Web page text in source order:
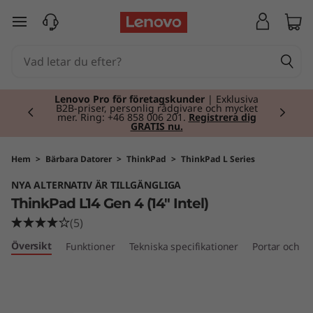
T
P
a
d
L
hoppa vidare till huvudinnehållet
Lenovo Pro för företagskunder | Exklusiva
B2B-priser, personlig rådgivare och mycket
mer. Ring: +46 858 006 201. Registrera dig
GRATIS nu.
Currently displaying item 2 of 2
Hem > Bärbara Datorer > ThinkPad > ThinkPad L Series
NYA ALTERNATIV ÄR TILLGÄNGLIGA
ThinkPad L14 Gen 4 (14" Intel)
(5)
Översikt Funktioner Tekniska specifikationer Portar och